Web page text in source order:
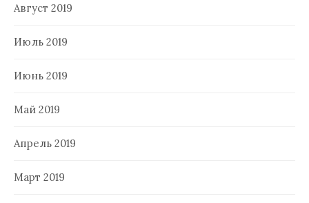
Август 2019
Июль 2019
Июнь 2019
Май 2019
Апрель 2019
Март 2019